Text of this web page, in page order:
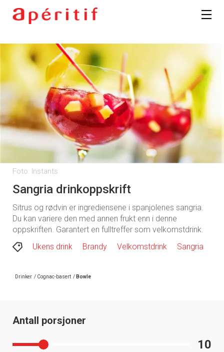
Foto: Instants
Sangria drinkoppskrift
Sitrus og rødvin er ingrediensene i spanjolenes sangria.
Du kan variere den med annen frukt enn i denne
oppskriften. Garantert en fulltreffer som velkomstdrink.
Ukens drink
Brandy Velkomstdrink Sangria
Drinker / Cognac-basert / Bowle
Antall porsjoner
10